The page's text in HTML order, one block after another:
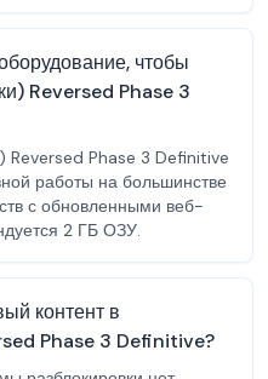
чтобы
Reversed Phase 3
Reversed Phase 3 Definitive
работы на большинстве
с обновленными веб-
2 ГБ ОЗУ.
контент в
Phase 3 Definitive?